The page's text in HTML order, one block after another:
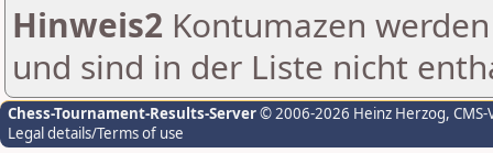
Hinweis2 Kontumazen
und sind in der Liste nicht
Chess-Tournament-Results-Server© 2006-2026 Heinz Herzog,
Legal details/Terms of use